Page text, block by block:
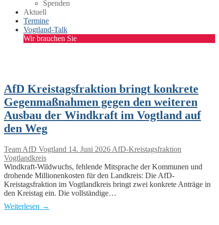
Spenden
Aktuell
Termine
Vogtland-Talk
Wir brauchen Sie
AfD Kreistagsfraktion bringt konkrete
Gegenmaßnahmen gegen den weiteren
Ausbau der Windkraft im Vogtland auf
den Weg
Team AfD Vogtland 14. Juni 2026 AfD-Kreistagsfraktion
Vogtlandkreis
Windkraft-Wildwuchs, fehlende Mitsprache der Kommunen und
drohende Millionenkosten für den Landkreis: Die AfD-
Kreistagsfraktion im Vogtlandkreis bringt zwei konkrete Anträge in
den Kreistag ein. Die vollständige…
Weiterlesen →